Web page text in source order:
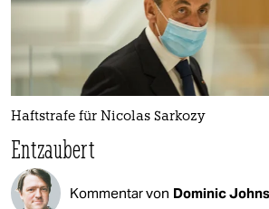
Haftstrafe für Nicolas Sarkozy
Entzaubert
Kommentar von Dominic